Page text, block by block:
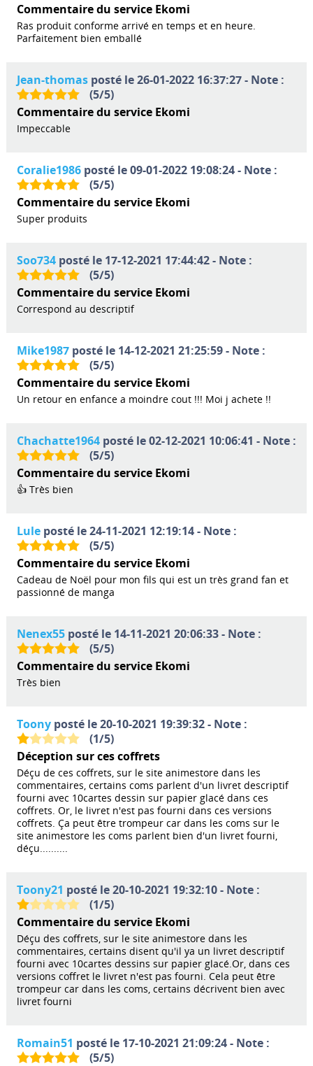
Commentaire du service Ekomi
Ras produit conforme arrivé en temps et en heure.
Parfaitement bien emballé
Jean-thomasposté le 26-01-2022 16:37:27 - Note :
(5/5)
Commentaire du service Ekomi
Impeccable
Coralie1986posté le 09-01-2022 19:08:24 - Note :
(5/5)
Commentaire du service Ekomi
Super produits
Soo734posté le 17-12-2021 17:44:42 - Note :
(5/5)
Commentaire du service Ekomi
Correspond au descriptif
Mike1987posté le 14-12-2021 21:25:59 - Note :
(5/5)
Commentaire du service Ekomi
Un retour en enfance a moindre cout !!! Moi j achete !!
Chachatte1964posté le 02-12-2021 10:06:41 - Note :
(5/5)
Commentaire du service Ekomi
👍 Très bien
Luleposté le 24-11-2021 12:19:14 - Note :
(5/5)
Commentaire du service Ekomi
Cadeau de Noël pour mon fils qui est un très grand fan et
passionné de manga
Nenex55posté le 14-11-2021 20:06:33 - Note :
(5/5)
Commentaire du service Ekomi
Très bien
Toonyposté le 20-10-2021 19:39:32 - Note :
(1/5)
Déception sur ces coffrets
Déçu de ces coffrets, sur le site animestore dans les
commentaires, certains coms parlent d'un livret descriptif
fourni avec 10cartes dessin sur papier glacé dans ces
coffrets. Or, le livret n'est pas fourni dans ces versions
coffrets. Ça peut être trompeur car dans les coms sur le
site animestore les coms parlent bien d'un livret fourni,
déçu..........
Toony21 posté le 20-10-2021 19:32:10 - Note :
(1/5)
Commentaire du service Ekomi
Déçu des coffrets, sur le site animestore dans les
commentaires, certains disent qu'il ya un livret descriptif
fourni avec 10cartes dessins sur papier glacé.Or, dans ces
versions coffret le livret n'est pas fourni. Cela peut être
trompeur car dans les coms, certains décrivent bien avec
livret fourni
Romain51 posté le 17-10-2021 21:09:24 - Note :
(5/5)